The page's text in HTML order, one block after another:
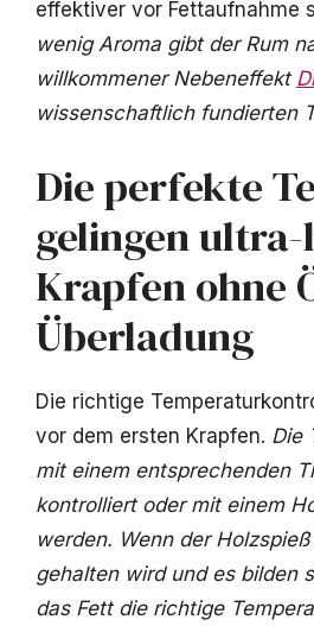
effektiver vor Fettaufnahme
wenig Aroma gibt der Rum
willkommener Nebeneffekt
wissenschaftlich fundierten
Die perfekte
gelingen
Krapfen ohne
Überladung
Die richtige
vor dem ersten Krapfen. Die
mit einem entsprechenden
kontrolliert oder mit einem
werden. Wenn der
gehalten wird und es bilden
das Fett die richtige